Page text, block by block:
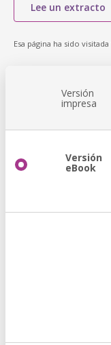
Lee un extracto
Esa página ha sido visitada
Versión
impresa
Versión
eBook